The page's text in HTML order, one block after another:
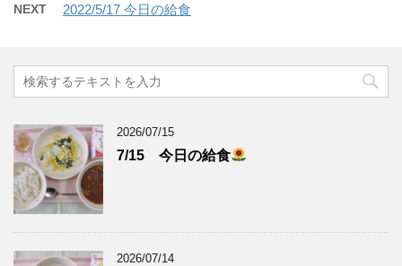
NEXT 2022/5/17 今日の給食
2026/07/15
7/15 今日の給食
2026/07/14